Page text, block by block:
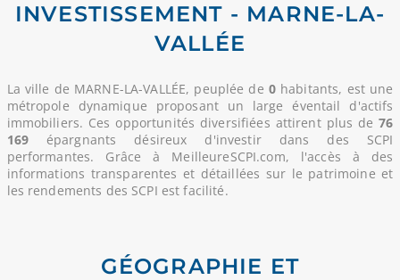
INVESTISSEMENT - MARNE-LA-
VALLÉE
La ville de MARNE-LA-VALLÉE, peuplée de 0habitants, est une
métropole dynamique proposant un large éventail d'actifs
immobiliers. Ces opportunités diversifiées attirent plus de76
169épargnants désireux d'investir dans des SCPI
performantes. Grâce à MeilleureSCPI.com, l'accès à des
informations transparentes et détaillées sur le patrimoine et
les rendements des SCPI est facilité.
GÉOGRAPHIE ET